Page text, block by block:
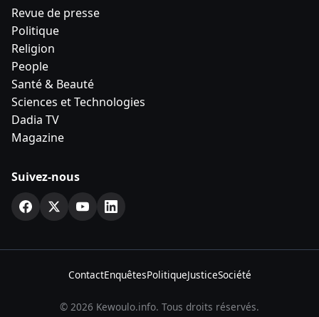
Revue de presse
Politique
Religion
People
Santé & Beauté
Sciences et Technologies
Dadia TV
Magazine
Suivez-nous
ContactEnquêtesPolitiqueJusticeSociété
© 2026 Kewoulo.info. Tous droits réservés.